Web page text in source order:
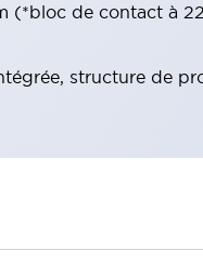
(*bloc de contact à
structure de